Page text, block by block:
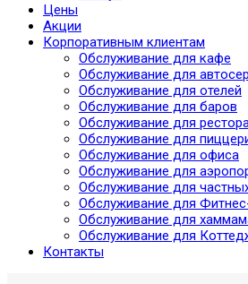
Цены
Акции
Корпоративным клиентам
Обслуживание для кафе
Обслуживание для
Обслуживание для отелей
Обслуживание для баров
Обслуживание для
Обслуживание для
Обслуживание для офиса
Обслуживание для
Обслуживание для
Обслуживание для
Обслуживание для
Обслуживание для
Контакты